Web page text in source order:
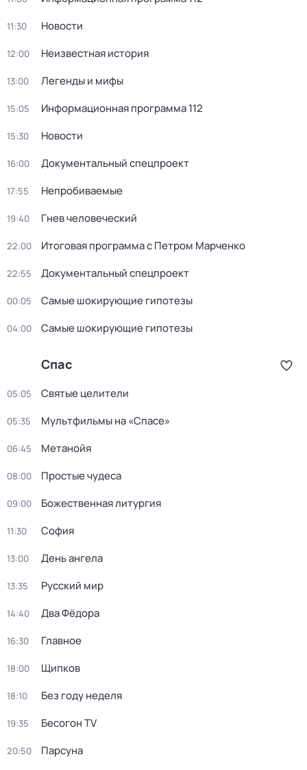
11:30 Новости
12:00 Неизвестная история
13:00 Легенды и мифы
15:05 Информационная программа 112
15:30 Новости
16:00 Документальный спецпроект
17:55 Непробиваемые
19:40 Гнев человеческий
22:00 Итоговая программа с Петром Марченко
22:55 Документальный спецпроект
00:05 Самые шoкиpующие гипотезы
04:00 Самые шoкиpующие гипотезы
Спас
05:05 Святые целители
05:35 Мультфильмы на «Спасе»
06:45 Метанойя
08:00 Простые чудеса
09:00 Божeственная литуpгия
11:30 София
13:00 День ангела
13:35 Русский мир
14:40 Два Фёдора
16:30 Главное
18:00 Щипков
18:10 Без году неделя
19:35 Бесогон TV
20:50 Парсуна